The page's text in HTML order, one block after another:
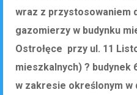
wraz z przystosowaniem
gazomierzy w budynku
Ostrołęce przy ul. 11
mieszkalnych) ? budynek
w zakresie określonym